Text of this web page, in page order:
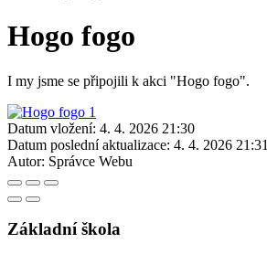
Hogo fogo
I my jsme se připojili k akci "Hogo fogo".
Datum vložení: 4. 4. 2026 21:30
Datum poslední aktualizace: 4. 4. 2026 21:31
Autor: Správce Webu
Základní škola